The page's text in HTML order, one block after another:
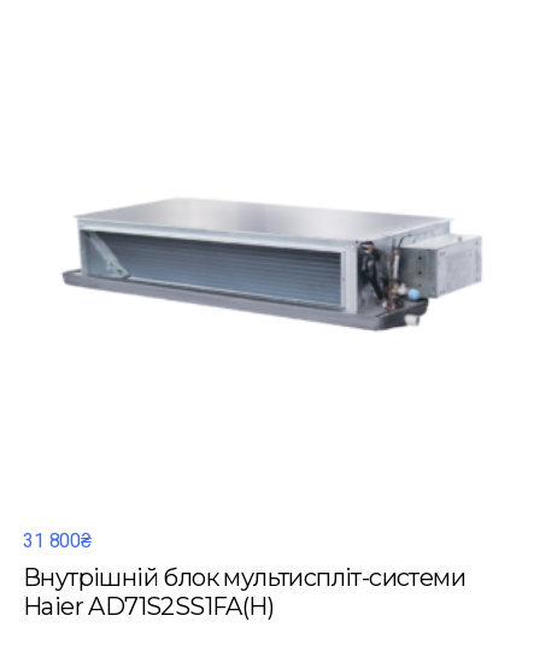
31 800₴
Внутрішній блок мультиспліт-системи
Haier AD71S2SS1FA(H)